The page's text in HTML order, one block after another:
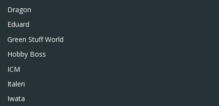
Dragon
Eduard
Green Stuff World
Hobby Boss
ICM
Italeri
Iwata